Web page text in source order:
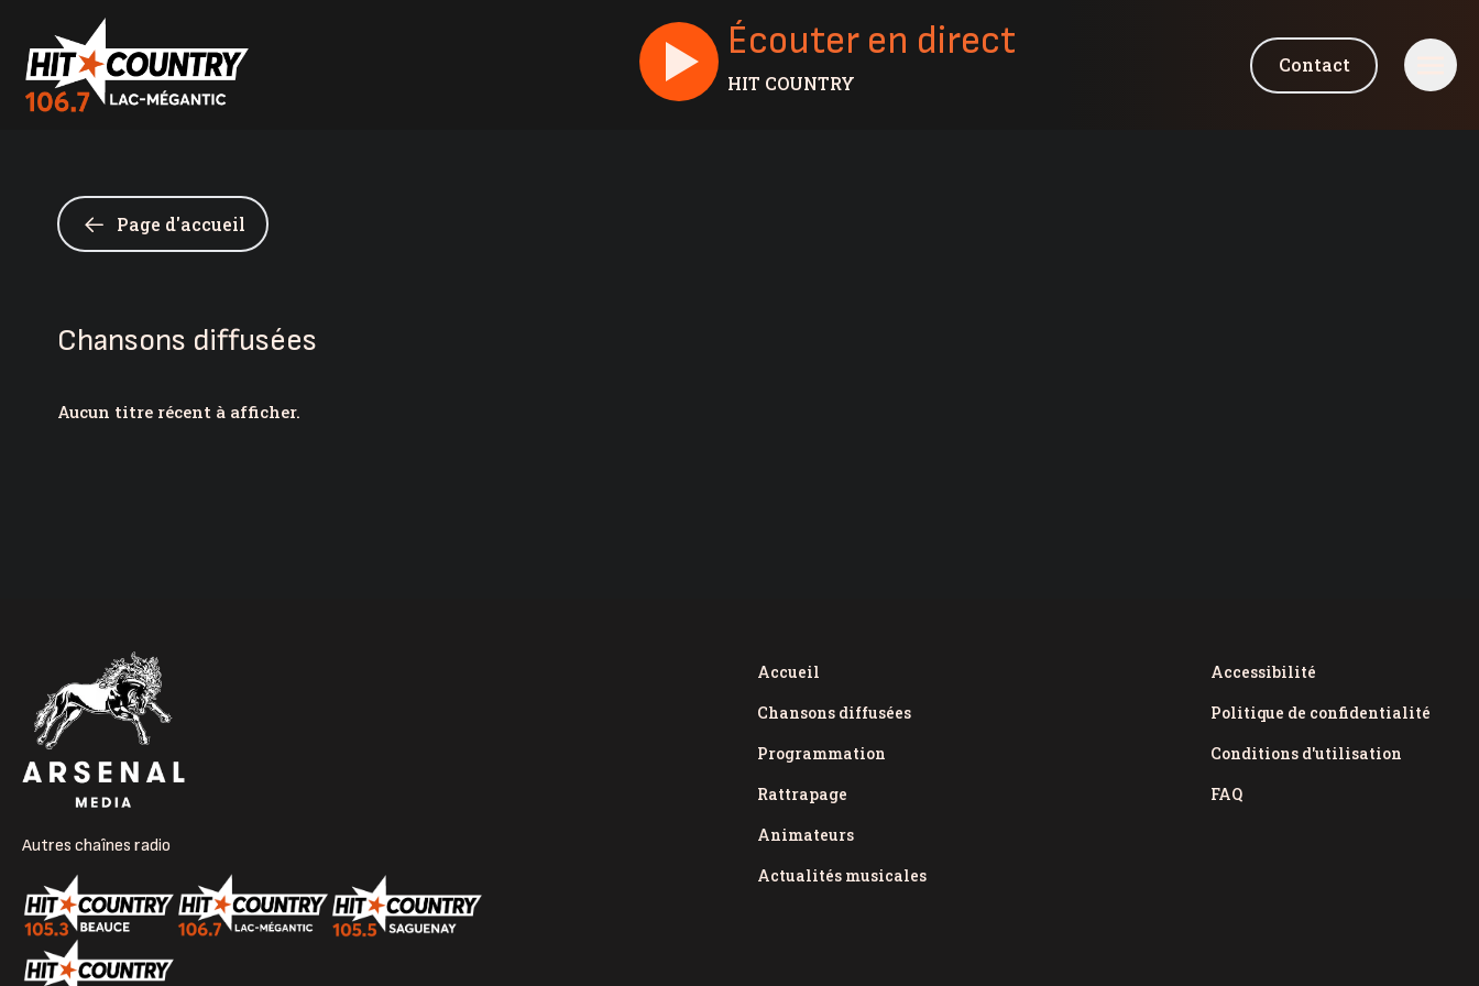
Écouter en direct
HIT COUNTRY
Contact
Page d'accueil
Chansons diffusées
Aucun titre récent à afficher.
Autres chaînes radio
Accueil
Chansons diffusées
Programmation
Rattrapage
Animateurs
Actualités musicales
Accessibilité
Politique de confidentialité
Conditions d'utilisation
FAQ